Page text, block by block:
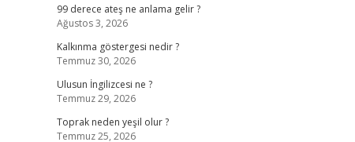
99 derece ateş ne anlama gelir ?
Ağustos 3, 2026
Kalkınma göstergesi nedir ?
Temmuz 30, 2026
Ulusun İngilizcesi ne ?
Temmuz 29, 2026
Toprak neden yeşil olur ?
Temmuz 25, 2026